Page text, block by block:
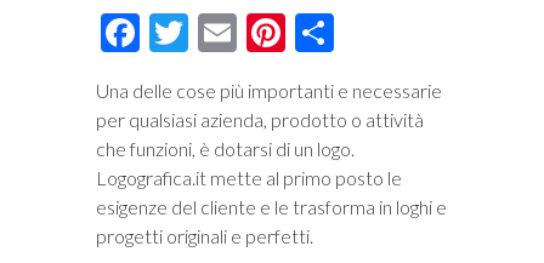
Facebook
Twitter
EmailPinterest
Una delle cose più importanti e necessarie
per qualsiasi azienda, prodotto o attività
che funzioni, è dotarsi di un logo.
Logografica.it mette al primo posto le
esigenze del cliente e le trasforma in loghi e
progetti originali e perfetti.